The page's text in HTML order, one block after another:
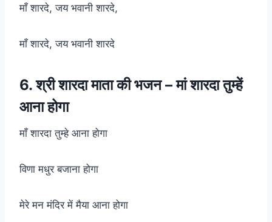
माँ शारदे, जय भवानी शारदे,
माँ शारदे, जय भवानी शारदे
6. श्री शारदा माता की भजन – मां शारदा तुम्हें
आना होगा
माँ शारदा तुम्हे आना होगा
विणा मधुर बजाना होगा
मेरे मन मंदिर में मैया आना होगा